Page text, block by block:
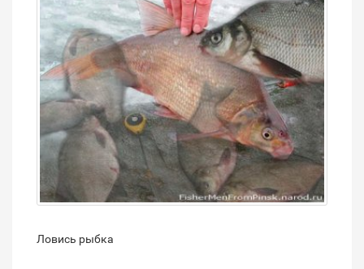
Ловись рыбка